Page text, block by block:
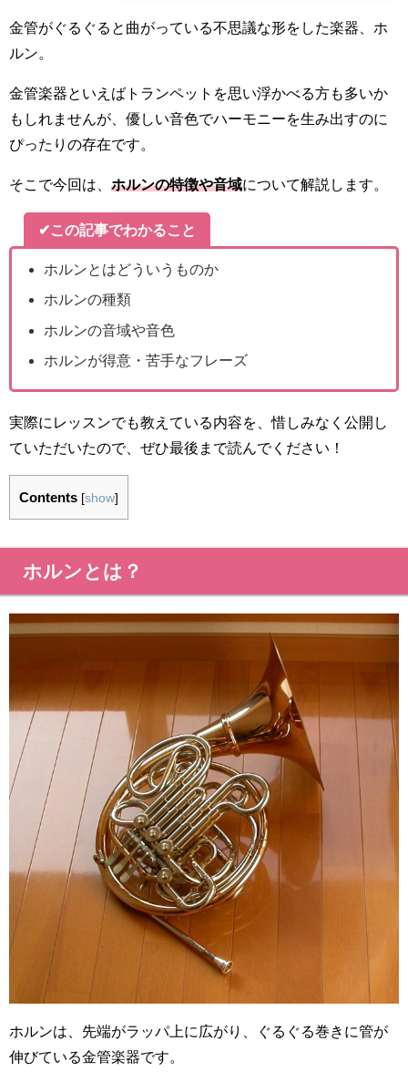
金管がぐるぐると曲がっている不思議な形をした楽器、ホ
ルン。
金管楽器といえばトランペットを思い浮かべる方も多いか
もしれませんが、優しい音色でハーモニーを生み出すのに
ぴったりの存在です。
そこで今回は、 ホルンの特徴や音域について解説します。
✔この記事でわかること
ホルンとはどういうものか
ホルンの種類
ホルンの音域や音色
ホルンが得意・苦手なフレーズ
実際にレッスンでも教えている内容を、惜しみなく公開し
ていただいたので、ぜひ最後まで読んでください！
Contents [show]
ホルンとは？
ホルンは、先端がラッパ上に広がり、ぐるぐる巻きに管が
伸びている金管楽器です。